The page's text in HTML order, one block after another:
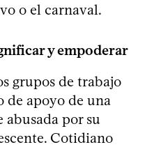
o el carnaval.
y empoderar
grupos de trabajo
de apoyo de una
abusada por su
Cotidiano